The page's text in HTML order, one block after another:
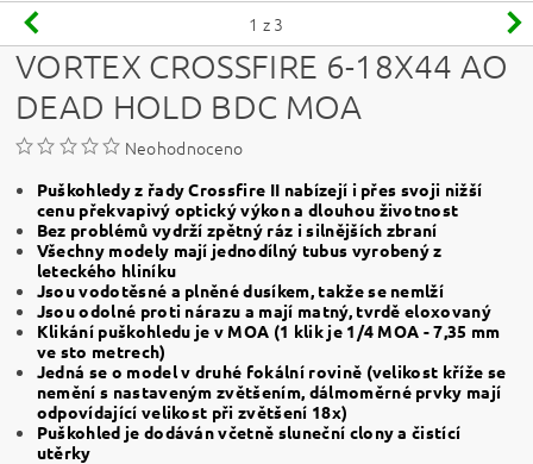
1 z 3
VORTEX CROSSFIRE 6-18X44 AO
DEAD HOLD BDC MOA
Neohodnoceno
Puškohledy z řady Crossfire II nabízejí i přes svoji nižší
cenu překvapivý optický výkon a dlouhou životnost
Bez problémů vydrží zpětný ráz i silnějších zbraní
Všechny modely mají jednodílný tubus vyrobený z
leteckého hliníku
Jsou vodotěsné a plněné dusíkem, takže se nemlží
Jsou odolné proti nárazu a mají matný, tvrdě eloxovaný
Klikání puškohledu je v MOA (1 klik je 1/4 MOA - 7,35 mm
ve sto metrech)
Jedná se o model v druhé fokální rovině (velikost kříže se
nemění s nastaveným zvětšením, dálmoměrné prvky mají
odpovídající velikost při zvětšení 18x)
Puškohled je dodáván včetně sluneční clony a čistící
utěrky